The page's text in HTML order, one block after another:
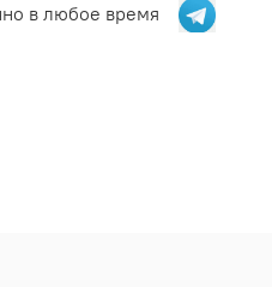
в любое время